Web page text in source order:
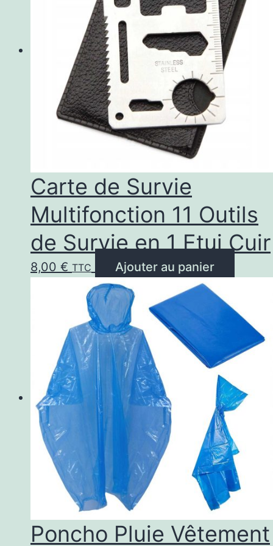
Carte de Survie
Multifonction 11 Outils
de Survie en 1 Etui Cuir
8,00 € TTC Ajouter au panier
Poncho Pluie Vêtement